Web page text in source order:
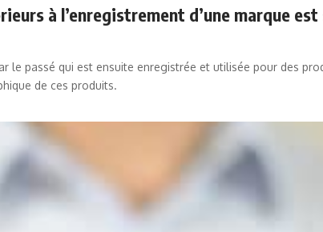
à l’enregistrement d’une marque
passé qui est ensuite enregistrée et utilisée pour des
de ces produits.